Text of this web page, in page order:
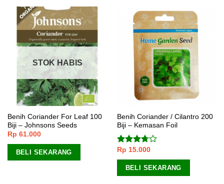
STOK HABIS
Benih Coriander For Leaf 100
Biji – Johnsons Seeds
Rp 61.000
BELI SEKARANG
Benih Coriander / Cilantro 200
Biji – Kemasan Foil
Dinilai
3.50dari
Rp 15.000
BELI SEKARANG